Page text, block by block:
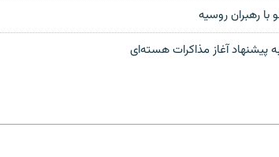
با رهبران روسیه
پیشنهاد آغاز مذاکرات هسته‌ای